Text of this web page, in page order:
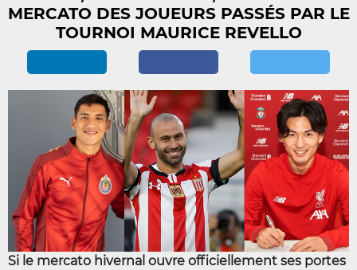
MERCATO DES JOUEURS PASSÉS PAR LE
TOURNOI MAURICE REVELLO
Si le mercato hivernal ouvre officiellement ses portes